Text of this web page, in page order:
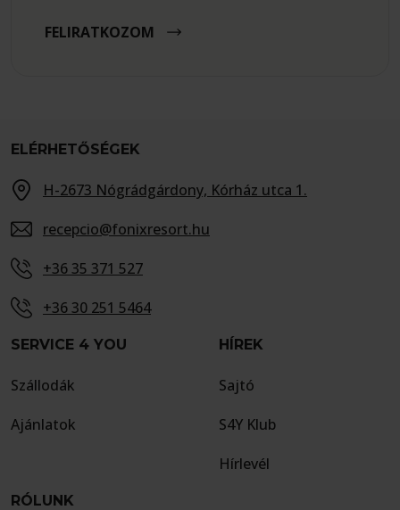
FELIRATKOZOM
ELÉRHETŐSÉGEK
H-2673 Nógrádgárdony, Kórház utca 1.
recepcio@fonixresort.hu
+36 35 371 527
+36 30 251 5464
SERVICE 4 YOU
Szállodák
Ajánlatok
HÍREK
Sajtó
S4Y Klub
Hírlevél
RÓLUNK